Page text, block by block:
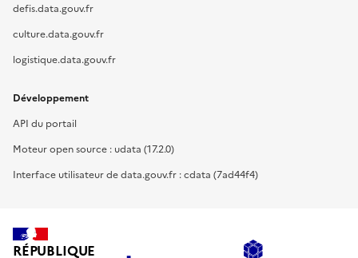
defis.data.gouv.fr
culture.data.gouv.fr
logistique.data.gouv.fr
Développement
API du portail
Moteur open source : udata (17.2.0)
Interface utilisateur de data.gouv.fr : cdata (7ad44f4)
RÉPUBLIQUE